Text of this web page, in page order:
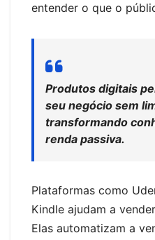
entender o que o
Produtos digitais
seu negócio sem
transformando
renda passiva.
Plataformas como
Kindle ajudam a
Elas automatizam a